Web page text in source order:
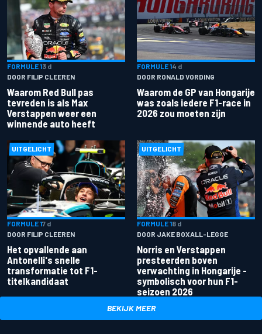
FORMULE 13 d
DOOR FILIP CLEEREN
Waarom Red Bull pas
tevreden is als Max
Verstappen weer een
winnende auto heeft
FORMULE 14 d
DOOR RONALD VORDING
Waarom de GP van Hongarije
was zoals iedere F1-race in
2026 zou moeten zijn
UITGELICHT
FORMULE 17 d
DOOR FILIP CLEEREN
Het opvallende aan
Antonelli's snelle
transformatie tot F1-
titelkandidaat
UITGELICHT
FORMULE 18 d
DOOR JAKE BOXALL-LEGGE
Norris en Verstappen
presteerden boven
verwachting in Hongarije -
symbolisch voor hun F1-
seizoen 2026
BEKIJK MEER